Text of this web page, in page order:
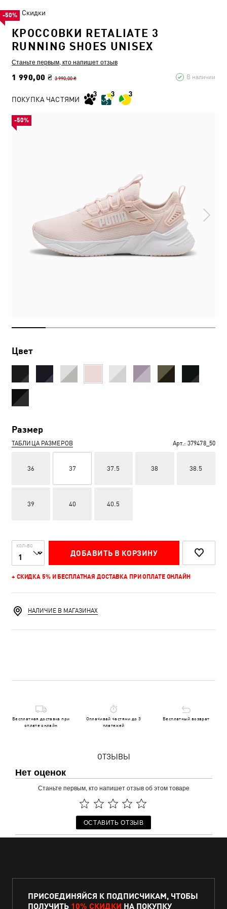
Скидки
КРОССОВКИ RETALIATE 3
RUNNING SHOES UNISEX
Станьте первым, кто напишет отзыв
1 990,00 ₴ 3 990,00 ₴ В наличии
-50%
ПОКУПКА ЧАСТЯМИ
Цвет
Размер
ТАБЛИЦА РАЗМЕРОВ Арт.: 379478_50
36 37 37.5 38 38.5
39 40 40.5
КОЛ-ВО
ДОБАВИТЬ В КОРЗИНУ
+ СКИДКА 5% И БЕСПЛАТНАЯ ДОСТАВКА ПРИ ОПЛАТЕ ОНЛАЙН
-50%
НАЛИЧИЕ В МАГАЗИНАХ
Бесплатная доставка при
оплате онлайн
Оплачивай частями до 3
платежей
Бесплатный возврат
ОТЗЫВЫ
Нет оценок
Станьте первым, кто напишет отзыв об этом товаре
ОСТАВИТЬ ОТЗЫВ
ПРИСОЕДИНЯЙСЯ К ПОДПИСЧИКАМ, ЧТОБЫ
ПОЛУЧИТЬ 10% СКИДКИ НА ПОКУПКУ